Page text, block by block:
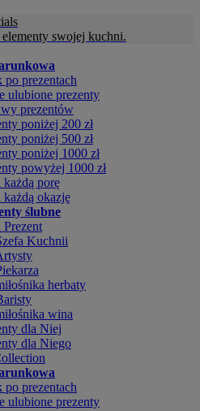
swojej kuchni.
prezentach
ulubione prezenty
prezentów
poniżej 200 zł
poniżej 500 zł
poniżej 1000 zł
powyżej 1000 zł
każdą porę
każdą okazję
ślubne
Prezent
Kuchnii
herbaty
wina
dla Niej
dla Niego
prezentach
ulubione prezenty